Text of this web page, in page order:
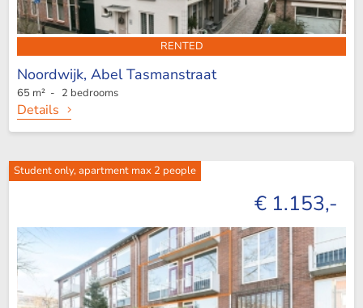
RENTED
Noordwijk, Abel Tasmanstraat
65 m² - 2 bedrooms
Details
Student only, apartment max 2 people
€ 1.153,-